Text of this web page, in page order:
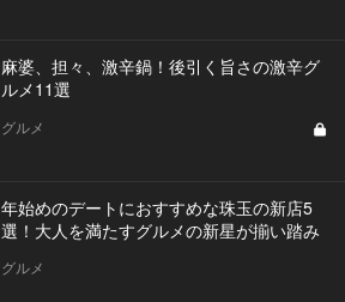
麻婆、担々、激辛鍋！後引く旨さの激辛グ
ルメ11選
グルメ
年始めのデートにおすすめな珠玉の新店5
選！大人を満たすグルメの新星が揃い踏み
グルメ